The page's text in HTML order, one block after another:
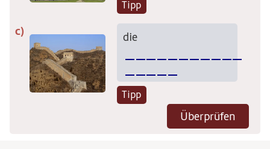
Tipp
die
Tipp
Überprüfen